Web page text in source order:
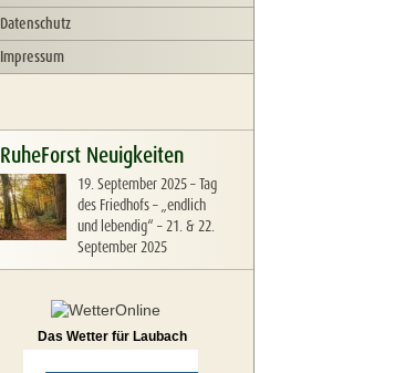
Datenschutz
Impressum
RuheForst Neuigkeiten
19. September 2025–Tag
des Friedhofs – „endlich
und lebendig“ – 21. & 22.
September 2025
Das Wetter für Laubach